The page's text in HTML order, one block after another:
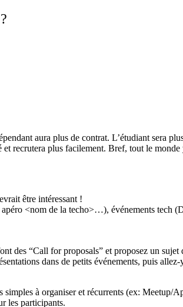
aura plus de contrat. L’étudiant sera
recrutera plus facilement. Bref, tout le monde
être intéressant !
apéro <nom de la techo>…), événements
des “Call for proposals” et proposez un
dans de petits événements, puis
à organiser et récurrents (ex: Meetup/
les participants.